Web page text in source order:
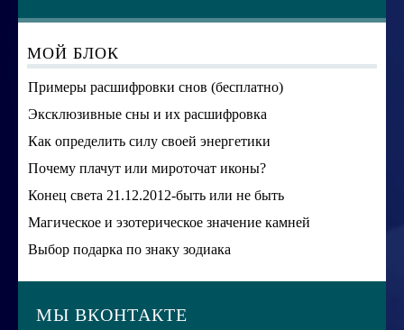
МОЙ БЛОК
Примеры расшифровки снов (бесплатно)
Эксклюзивные сны и их расшифровка
Как определить силу своей энергетики
Почему плачут или мироточат иконы?
Конец света 21.12.2012-быть или не быть
Магическое и эзотерическое значение камней
Выбор подарка по знаку зодиака
МЫ ВКОНТАКТЕ